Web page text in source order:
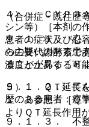
４）． ＣＹＰ３
シン等）［本剤の
患者の症状及び忍
の主要代謝酵素で
濃度が上昇する可
５）． ＱＴ延長
１．３参照〕［Ｑ
よりＱＴ延長作用
（合併症・既往歴
９．１．１． 心
らの疑いのある患
ることがある〔８
９．１．２． て
歴のある患者：痙
９．１．３． 不